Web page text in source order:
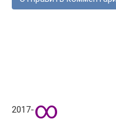
2017-∞